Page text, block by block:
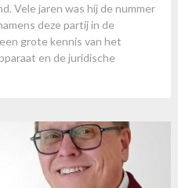
Vele jaren was hij de nummer
deze partij in de
grote kennis van het
en de juridische